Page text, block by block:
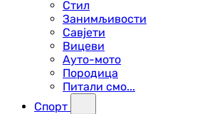
Стил
Занимљивости
Савјети
Вицеви
Ауто-мото
Породица
Питали смо...
Спорт